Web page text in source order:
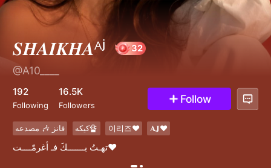
𝑺𝑯𝑨𝑰𝑲𝑯𝑨ᴬʲ
@A10____
192
Following
16.5K
Followers Follow
فانز 🎶 مصدعه كيكه🔏 이리즈❤️ 𝐀𝐉❤️
تهـتُ بـــــــكَ فـ أغرمّــــت❤️